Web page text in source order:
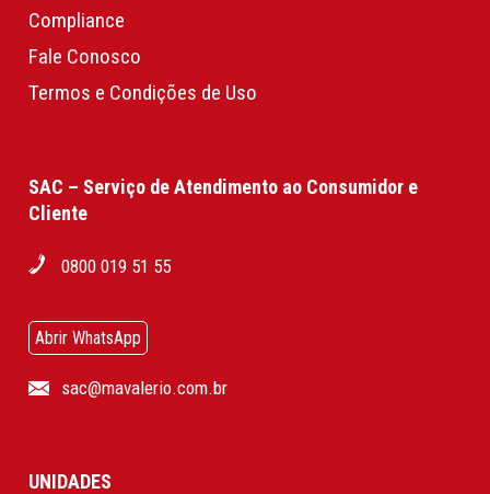
Compliance
Fale Conosco
Termos e Condições de Uso
SAC – Serviço de Atendimento ao Consumidor e
Cliente
0800 019 51 55
Abrir WhatsApp
sac@mavalerio.com.br
UNIDADES